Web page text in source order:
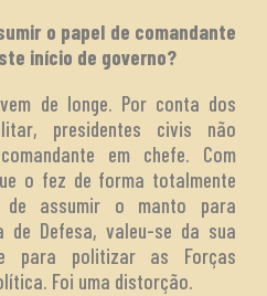
o papel de comandante
início de governo?
de longe. Por conta dos
presidentes civis não
em chefe. Com
o fez de forma totalmente
de assumir o manto para
de Defesa, valeu-se da sua
para politizar as Forças
Foi uma distorção.